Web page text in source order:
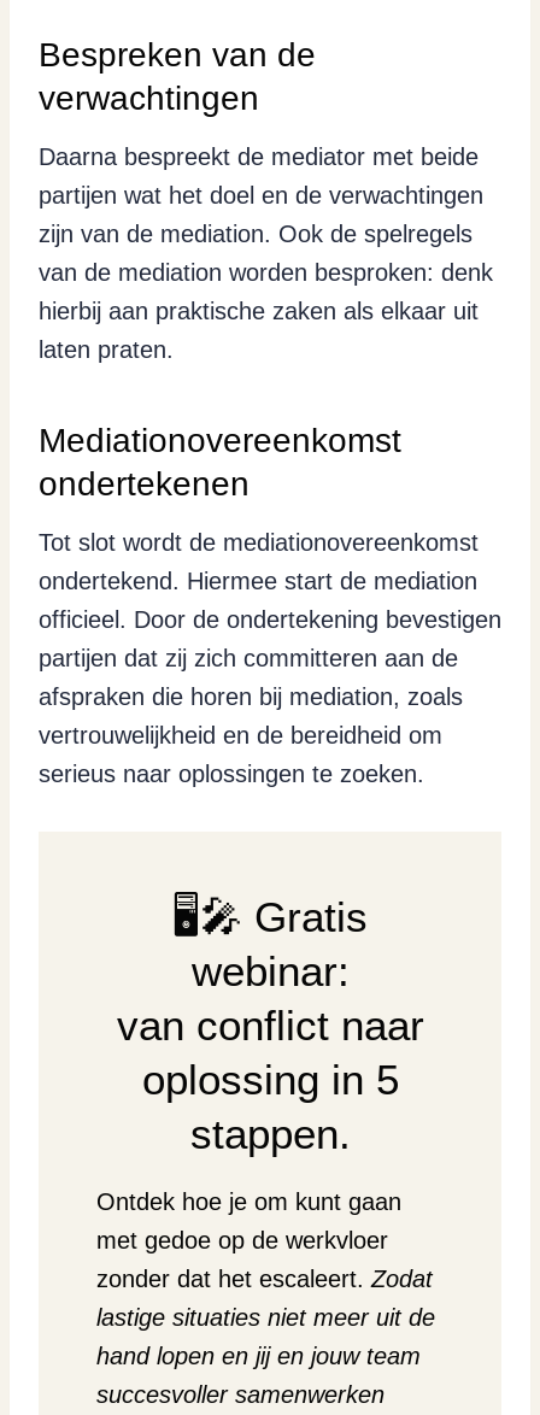
Bespreken van de
verwachtingen
Daarna bespreekt de mediator met beide
partijen wat het doel en de verwachtingen
zijn van de mediation. Ook de spelregels
van de mediation worden besproken: denk
hierbij aan praktische zaken als elkaar uit
laten praten.
Mediationovereenkomst
ondertekenen
Tot slot wordt de mediationovereenkomst
ondertekend. Hiermee start de mediation
officieel. Door de ondertekening bevestigen
partijen dat zij zich committeren aan de
afspraken die horen bij mediation, zoals
vertrouwelijkheid en de bereidheid om
serieus naar oplossingen te zoeken.
🖥️🎤 Gratis
webinar:
van conflict naar
oplossing in 5
stappen.
Ontdek hoe je om kunt gaan
met gedoe op de werkvloer
zonder dat het escaleert. Zodat
lastige situaties niet meer uit de
hand lopen en jij en jouw team
succesvoller samenwerken